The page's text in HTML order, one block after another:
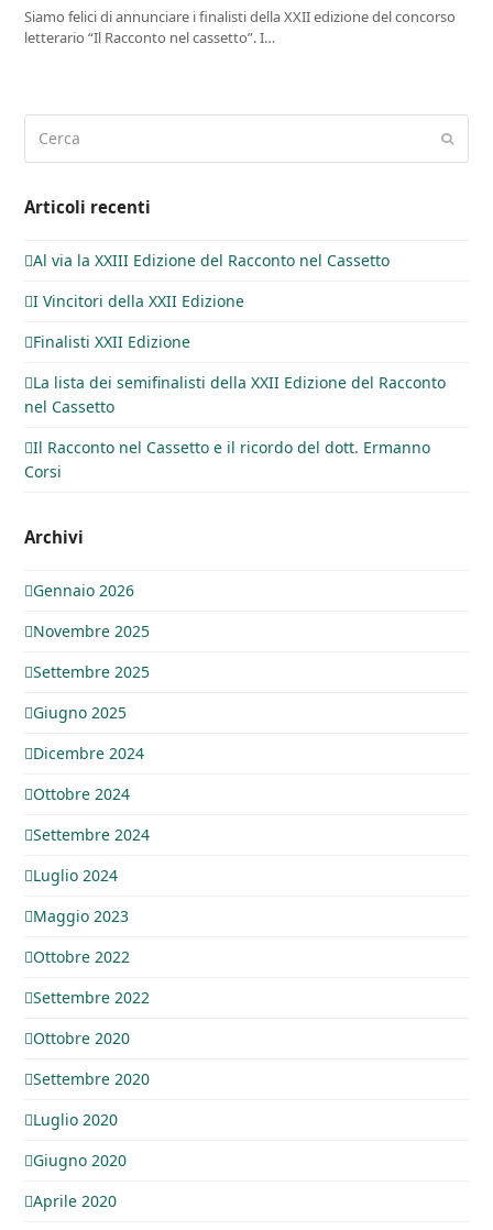
Siamo felici di annunciare i finalisti della XXII edizione del concorso
letterario “Il Racconto nel cassetto”. I…
Invia
Articoli recenti
Al via la XXIII Edizione del Racconto nel Cassetto
I Vincitori della XXII Edizione
Finalisti XXII Edizione
La lista dei semifinalisti della XXII Edizione del Racconto
nel Cassetto
Il Racconto nel Cassetto e il ricordo del dott. Ermanno
Corsi
Archivi
Gennaio 2026
Novembre 2025
Settembre 2025
Giugno 2025
Dicembre 2024
Ottobre 2024
Settembre 2024
Luglio 2024
Maggio 2023
Ottobre 2022
Settembre 2022
Ottobre 2020
Settembre 2020
Luglio 2020
Giugno 2020
Aprile 2020